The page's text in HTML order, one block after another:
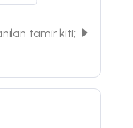
tamir kiti;